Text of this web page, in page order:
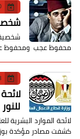
10
محفوظ عجب ومحفوظ
للنور
لائحة الموارد البشرية
كشفت مصادر مؤكدة